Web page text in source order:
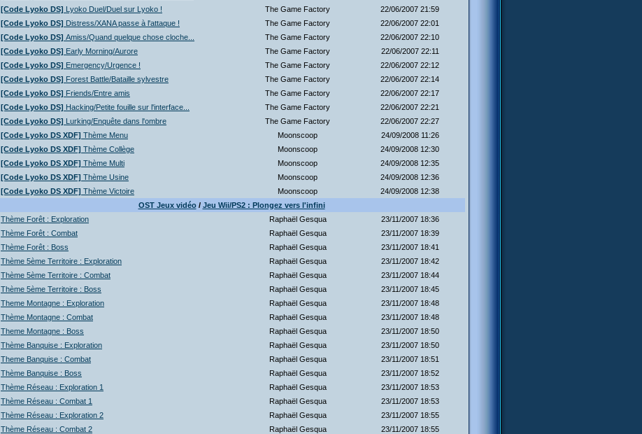
[Code Lyoko DS] Lyoko Duel/Duel sur Lyoko ! The Game Factory
22/06/2007 21:59
[Code Lyoko DS] Distress/XANA passe à l'attaque ! The Game Factory
22/06/2007 22:01
[Code Lyoko DS] Amiss/Quand quelque chose cloche... The Game Factory
22/06/2007 22:10
[Code Lyoko DS] Early Morning/Aurore The Game Factory
22/06/2007 22:11
[Code Lyoko DS] Emergency/Urgence ! The Game Factory
22/06/2007 22:12
[Code Lyoko DS] Forest Battle/Bataille sylvestre The Game Factory
22/06/2007 22:14
[Code Lyoko DS] Friends/Entre amis The Game Factory
22/06/2007 22:17
[Code Lyoko DS] Hacking/Petite fouille sur l'interface... The Game Factory
22/06/2007 22:21
[Code Lyoko DS] Lurking/Enquête dans l'ombre The Game Factory
22/06/2007 22:27
[Code Lyoko DS XDF] Thème Menu Moonscoop
24/09/2008 11:26
[Code Lyoko DS XDF] Thème Collège Moonscoop
24/09/2008 12:30
[Code Lyoko DS XDF] Thème Multi Moonscoop
24/09/2008 12:35
[Code Lyoko DS XDF] Thème Usine Moonscoop
24/09/2008 12:36
[Code Lyoko DS XDF] Thème Victoire Moonscoop
24/09/2008 12:38
OST Jeux vidéo/ Jeu Wii/PS2 : Plongez vers l'infini
Thème Forêt : Exploration
Raphaël Gesqua
23/11/2007 18:36
Thème Forêt : Combat
Raphaël Gesqua
23/11/2007 18:39
Thème Forêt : Boss
Raphaël Gesqua
23/11/2007 18:41
Thème 5ème Territoire : Exploration
Raphaël Gesqua
23/11/2007 18:42
Thème 5ème Territoire : Combat
Raphaël Gesqua
23/11/2007 18:44
Thème 5ème Territoire : Boss
Raphaël Gesqua
23/11/2007 18:45
Theme Montagne : Exploration
Raphaël Gesqua
23/11/2007 18:48
Thème Montagne : Combat
Raphaël Gesqua
23/11/2007 18:48
Theme Montagne : Boss
Raphaël Gesqua
23/11/2007 18:50
Thème Banquise : Exploration
Raphaël Gesqua
23/11/2007 18:50
Theme Banquise : Combat
Raphaël Gesqua
23/11/2007 18:51
Thème Banquise : Boss
Raphaël Gesqua
23/11/2007 18:52
Thème Réseau : Exploration 1
Raphaël Gesqua
23/11/2007 18:53
Thème Réseau : Combat 1
Raphaël Gesqua
23/11/2007 18:53
Thème Réseau : Exploration 2
Raphaël Gesqua
23/11/2007 18:55
Thème Réseau : Combat 2
Raphaël Gesqua
23/11/2007 18:55